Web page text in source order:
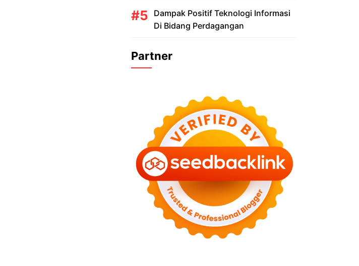
Dampak Positif Teknologi Informasi
Di Bidang Perdagangan
Partner